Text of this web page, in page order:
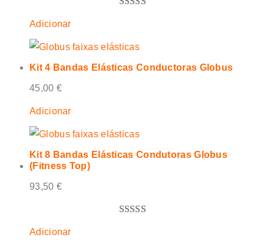
em 5 com
classificações
Adicionar
Kit 4 Bandas Elásticas Conductoras Globus
45,00 €
Adicionar
Kit 8 Bandas Elásticas Condutoras Globus
(Fitness Top)
93,50 €
Adicionar